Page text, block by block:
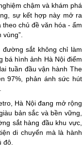
chậm và khám phá
sự kết hợp này mở ra
chủ đề văn hóa - ẩm
sắt không chỉ làm
bá hình ảnh Hà Nội điểm
tuần đầu vận hành The
97%, phản ánh sức hút
Hà Nội đang mở rộng
bản sắc và bền vững,
sắt hàng đầu khu vực,
di chuyển mà là hành
đô.